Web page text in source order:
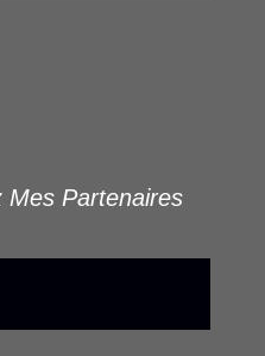
24
Mes Partenaires